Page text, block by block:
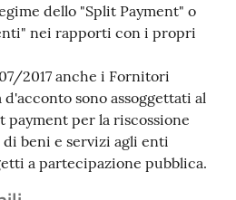
dello "Split Payment" o
nei rapporti con i propri
2017 anche i Fornitori
sono assoggettati al
payment per la riscossione
beni e servizi agli enti
a partecipazione pubblica.